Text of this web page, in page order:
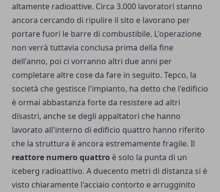
altamente radioattive. Circa 3.000 lavoratori stanno
ancora cercando di ripulire il sito e lavorano per
portare fuori le barre di combustibile. L'operazione
non verrà tuttavia conclusa prima della fine
dell'anno, poi ci vorranno altri due anni per
completare altre cose da fare in seguito. Tepco, la
società che gestisce l'impianto, ha detto che l'edificio
è ormai abbastanza forte da resistere ad altri
disastri, anche se degli appaltatori che hanno
lavorato all'interno di edificio quattro hanno riferito
che la struttura è ancora estremamente fragile. Il
reattore numero quattro è solo la punta di un
iceberg radioattivo. A duecento metri di distanza si è
visto chiaramente l'acciaio contorto e arrugginito